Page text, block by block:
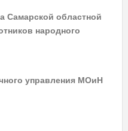
Самарской областной
народного
управления МОиН